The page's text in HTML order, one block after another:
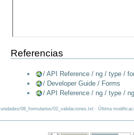
Referencias
/ API Reference / ng / type /
/ Developer Guide / Forms
/ API Reference / ng / type /
unidades/08_formularios/02_validaciones.txt · Última